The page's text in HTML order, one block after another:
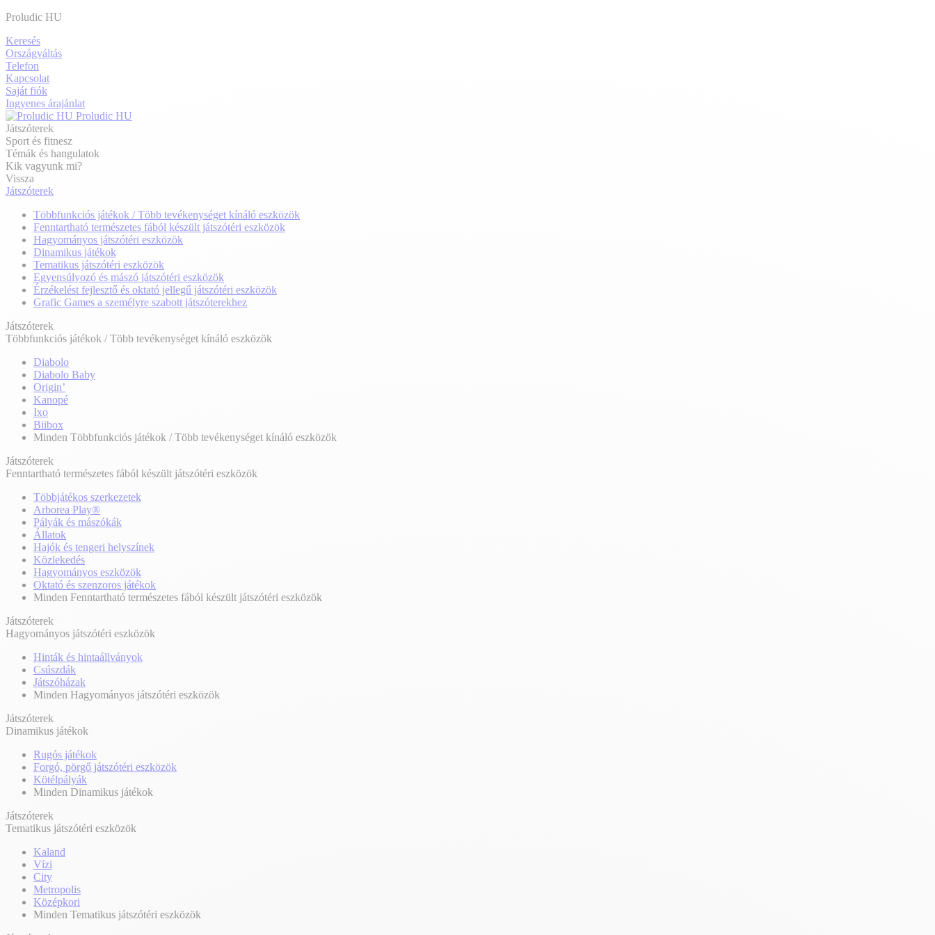
Proludic HU
Keresés
Országváltás
Telefon
Kapcsolat
Saját fiók
Ingyenes árajánlat
Proludic HU
Játszóterek
Sport és fitnesz
Témák és hangulatok
Kik vagyunk mi?
Vissza
Játszóterek
Többfunkciós játékok / Több tevékenységet kínáló eszközök
Fenntartható természetes fából készült játszótéri eszközök
Hagyományos játszótéri eszközök
Dinamikus játékok
Tematikus játszótéri eszközök
Egyensúlyozó és mászó játszótéri eszközök
Érzékelést fejlesztő és oktató jellegű játszótéri eszközök
Grafic Games a személyre szabott játszóterekhez
Játszóterek
Többfunkciós játékok / Több tevékenységet kínáló eszközök
Diabolo
Diabolo Baby
Origin’
Kanopé
Ixo
Biibox
Minden Többfunkciós játékok / Több tevékenységet kínáló eszközök
Játszóterek
Fenntartható természetes fából készült játszótéri eszközök
Többjátékos szerkezetek
Arborea Play®
Pályák és mászókák
Állatok
Hajók és tengeri helyszínek
Közlekedés
Hagyományos eszközök
Oktató és szenzoros játékok
Minden Fenntartható természetes fából készült játszótéri eszközök
Játszóterek
Hagyományos játszótéri eszközök
Hinták és hintaállványok
Csúszdák
Játszóházak
Minden Hagyományos játszótéri eszközök
Játszóterek
Dinamikus játékok
Rugós játékok
Forgó, pörgő játszótéri eszközök
Kötélpályák
Minden Dinamikus játékok
Játszóterek
Tematikus játszótéri eszközök
Kaland
Vízi
City
Metropolis
Középkori
Minden Tematikus játszótéri eszközök